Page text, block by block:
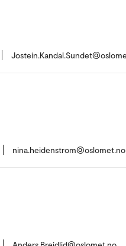
nina.heidenstrom@oslomet.no